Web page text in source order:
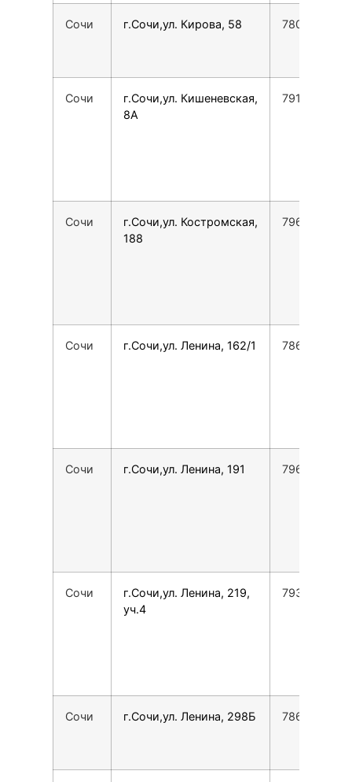
Сочи г.Сочи,ул. Кирова, 58
Сочи
г.Сочи,ул. Кишеневская,
8А
Сочи
г.Сочи,ул. Костромская,
188
Сочи г.Сочи,ул. Ленина, 162/1
Сочи г.Сочи,ул. Ленина, 191
Сочи
г.Сочи,ул. Ленина, 219,
уч.4
Сочи г.Сочи,ул. Ленина, 298Б